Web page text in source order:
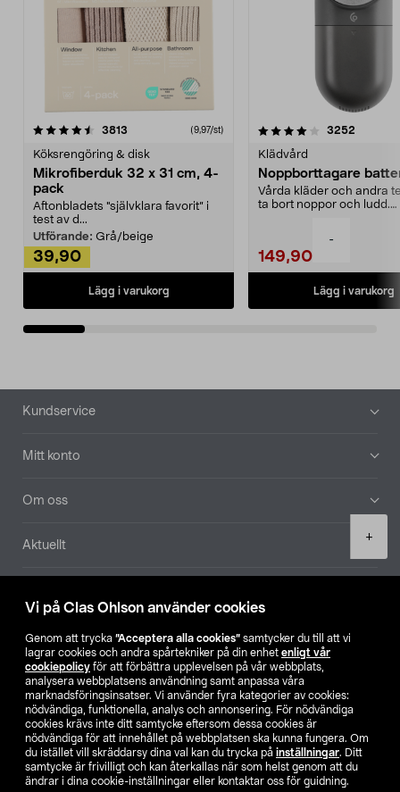
Vi på Clas Ohlson använder cookies
Genom att trycka ”Acceptera alla cookies” samtycker du till att vi
lagrar cookies och andra spårtekniker på din enhet enligt vår
cookiepolicy för att förbättra upplevelsen på vår webbplats,
analysera webbplatsens användning samt anpassa våra
marknadsföringsinsatser. Vi använder fyra kategorier av cookies:
nödvändiga, funktionella, analys och annonsering. För nödvändiga
cookies krävs inte ditt samtycke eftersom dessa cookies är
nödvändiga för att innehållet på webbplatsen ska kunna fungera. Om
du istället vill skräddarsy dina val kan du trycka på inställningar. Ditt
samtycke är frivilligt och kan återkallas när som helst genom att du
ändrar i dina cookie-inställningar eller kontaktar oss för guidning.
-
+
3813 (9,97/st)
Köksrengöring & disk
Mikrofiberduk 32 x 31 cm, 4-
pack
Aftonbladets "självklara favorit” i
test av d...
Utförande: Grå/beige
39,90
Lägg i varukorg
4.0av 5 stjärnor 3252
Klädvård
Noppborttagare
Vårda kläder och andra
ta bort noppor och ludd.
149,90
Lägg i varukorg
4.5av 5 stjärnor
Sidfot
Kundservice
Mitt konto
Om oss
Aktuellt
Hitta butik
SE NO FI